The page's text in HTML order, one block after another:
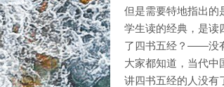
但是需要特地指出的
学生读的经典，是读
了四书五经？——没
大家都知道，当代中
讲四书五经的人没有